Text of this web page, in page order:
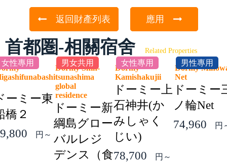
返回財產列表 應用
首都圏-相關宿舍 Related Properties
女性專用
ーミー東
橋２
円～
男女共用
Dormy Shin-
tsunashima
global
residence
ドーミー新
綱島グロー
バルレジ
デンス（食
女性專用
Dormy
Kamishakujii
ドーミー上
石神井(か
みしゃく
じい)
78,700
円～
男性專用
Dormy
Net
ドーミー
ノ輪Net
74,960
円